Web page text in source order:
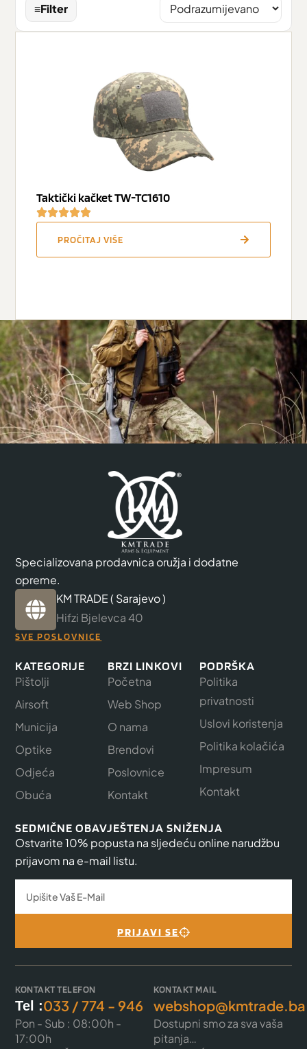
≡Filter
Taktički kačket TW-TC1610
PROČITAJ VIŠE
Specializovana prodavnica oružja i dodatne
opreme.
KM TRADE ( Sarajevo )
Hifzi Bjelevca 40
SVE POSLOVNICE
KATEGORIJE
Pištolji
Airsoft
Municija
Optike
Odjeća
Obuća
BRZI LINKOVI
Početna
Web Shop
O nama
Brendovi
Poslovnice
Kontakt
PODRŠKA
Politika
privatnosti
Uslovi koristenja
Politika kolačića
Impresum
Kontakt
SEDMIČNE OBAVJEŠTENJA SNIŽENJA
Ostvarite 10% popusta na sljedeću online narudžbu
prijavom na e-mail listu.
PRIJAVI SE
KONTAKT TELEFON
Tel :033 / 774 - 946
Pon - Sub : 08:00h -
17:00h
KONTAKT MAIL
webshop@kmtrade.ba
Dostupni smo za sva vaša
pitanja…